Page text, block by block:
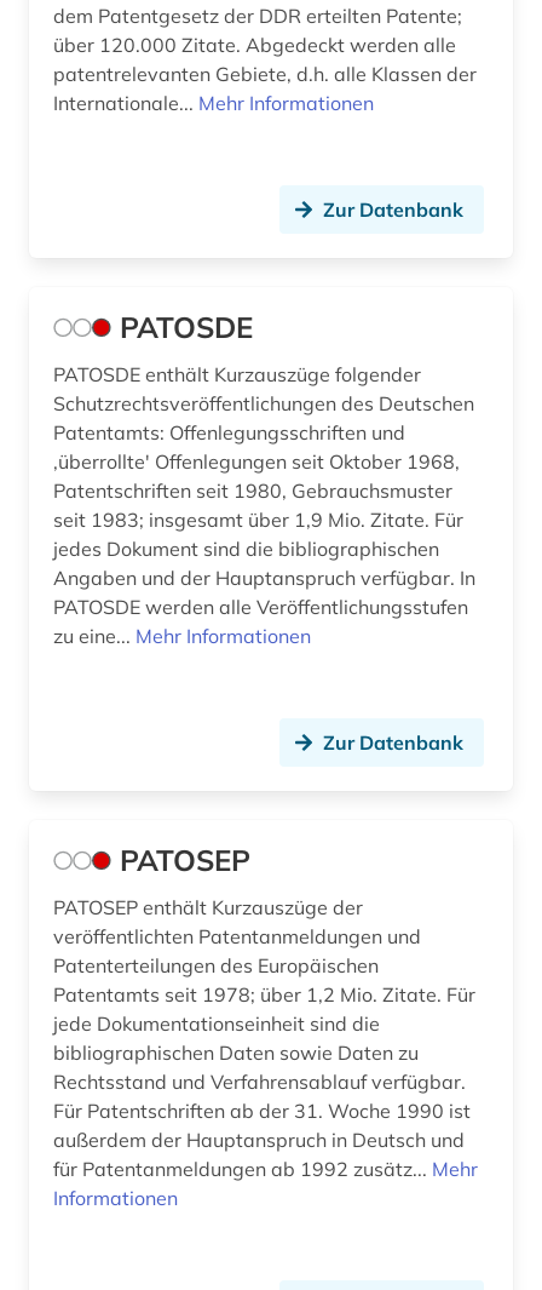
dem Patentgesetz der DDR erteilten Patente;
über 120.000 Zitate. Abgedeckt werden alle
patentrelevanten Gebiete, d.h. alle Klassen der
Internationale... Mehr Informationen
Zur Datenbank
PATOSDE
PATOSDE enthält Kurzauszüge folgender
Schutzrechtsveröffentlichungen des Deutschen
Patentamts: Offenlegungsschriften und
,überrollte' Offenlegungen seit Oktober 1968,
Patentschriften seit 1980, Gebrauchsmuster
seit 1983; insgesamt über 1,9 Mio. Zitate. Für
jedes Dokument sind die bibliographischen
Angaben und der Hauptanspruch verfügbar. In
PATOSDE werden alle Veröffentlichungsstufen
zu eine... Mehr Informationen
Zur Datenbank
PATOSEP
PATOSEP enthält Kurzauszüge der
veröffentlichten Patentanmeldungen und
Patenterteilungen des Europäischen
Patentamts seit 1978; über 1,2 Mio. Zitate. Für
jede Dokumentationseinheit sind die
bibliographischen Daten sowie Daten zu
Rechtsstand und Verfahrensablauf verfügbar.
Für Patentschriften ab der 31. Woche 1990 ist
außerdem der Hauptanspruch in Deutsch und
für Patentanmeldungen ab 1992 zusätz... Mehr
Informationen